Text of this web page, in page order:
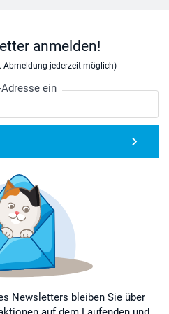
anmelden!
Abmeldung jederzeit möglich)
ein
Newsletters bleiben Sie über